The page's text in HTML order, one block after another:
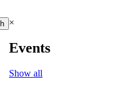
×
Events
Show all